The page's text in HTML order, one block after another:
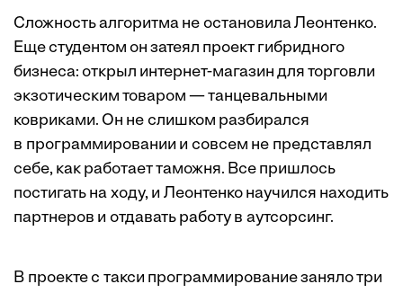
Сложность алгоритма не остановила Леонтенко.
Еще студентом он затеял проект гибридного
бизнеса: открыл интернет-магазин для торговли
экзотическим товаром — танцевальными
ковриками. Он не слишком разбирался
в программировании и совсем не представлял
себе, как работает таможня. Все пришлось
постигать на ходу, и Леонтенко научился находить
партнеров и отдавать работу в аутсорсинг.
В проекте с такси программирование заняло три